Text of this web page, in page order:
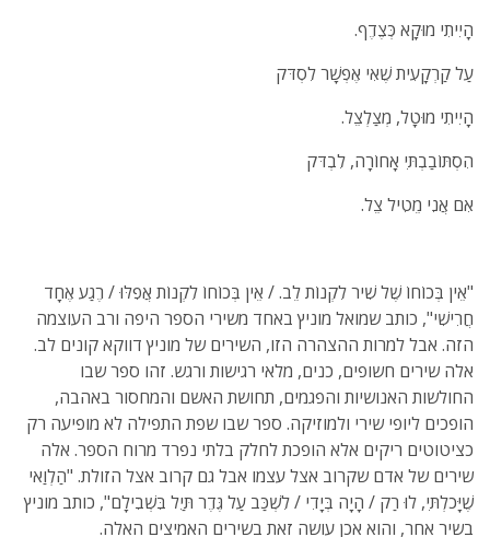
הָיִיתִי מוּקָא כְּצֶדֶף.
עַל קַרְקָעִית שֶׁאִי אֶפְשָׁר לִסְדֹּק
הָיִיתִי מוּטָל, מְצַלְצֵל.
הִסְתּוֹבַבְתִּי אָחוֹרָה, לִבְדֹּק
אִם אֲנִי מֵטִיל צֵל.
"אֵין בְּכוֹחוֹ שֶׁל שִׁיר לִקְנוֹת לֵב. / אֵין בְּכוֹחוֹ לִקְנוֹת אֲפִלּוּ / רֶגַע אֶחָד
חֲרִישִׁי", כותב שמואל מוניץ באחד משירי הספר היפה ורב העוצמה
הזה. אבל למרות ההצהרה הזו, השירים של מוניץ דווקא קונים לב.
אלה שירים חשופים, כנים, מלאי רגישות ורגש. זהו ספר שבו
החולשות האנושיות והפגמים, תחושת האשם והמחסור באהבה,
הופכים ליופי שירי ולמוזיקה. ספר שבו שפת התפילה לא מופיעה רק
כציטוטים ריקים אלא הופכת לחלק בלתי נפרד מרוח הספר. אלה
שירים של אדם שקרוב אצל עצמו אבל גם קרוב אצל הזולת. "הַלְוַאי
שֶׁיָּכֹלְתִּי, לוּ רַק / הָיָה בְּיָדִי / לִשְׁכַּב עַל גֶּדֶר תַּיִל בִּשְׁבִילָם", כותב מוניץ
בשיר אחר, והוא אכן עושה זאת בשירים האמיצים האלה.